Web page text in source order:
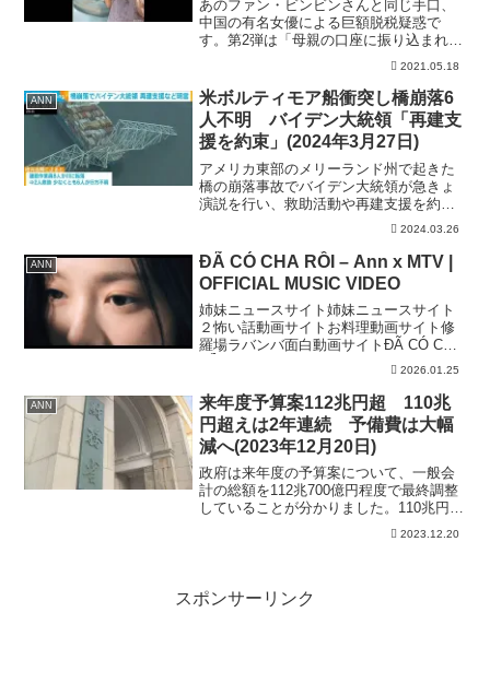
あのファン・ビンビンさんと同じ手口、
中国の有名女優による巨額脱税疑惑で
す。第2弾は「母親の口座に振り込まれた
12億円」です。 中国の超有名女優、ジ
ェン・シュアンさんによる巨額脱税疑
惑。彼女は今、どこで何をしているので
しょうか・・・。 ジェン...
2021.05.18
ANN
米ボルティモア船衝突し橋崩落6
人不明 バイデン大統領「再建支
援を約束」(2024年3月27日)
アメリカ東部のメリーランド州で起きた
橋の崩落事故でバイデン大統領が急きょ
演説を行い、救助活動や再建支援を約束
すると明言しました。アメリカ バイデ
ン大統領「我々は、地元当局が必要とす
るすべての連邦政府の資源を提供する。
一緒に港も再建するつもり...
2024.03.26
ANN
ĐÃ CÓ CHA RỒI – Ann x MTV |
OFFICIAL MUSIC VIDEO
姉妹ニュースサイト姉妹ニュースサイト
２怖い話動画サイトお料理動画サイト修
羅場ラバンバ面白動画サイトĐÃ CÓ CHA
RỒI #mtvband #dacocharoi #bobostudio
2026.01.25
ANN
来年度予算案112兆円超 110兆
円超えは2年連続 予備費は大幅
減へ(2023年12月20日)
政府は来年度の予算案について、一般会
計の総額を112兆700億円程度で最終調整
していることが分かりました。110兆円を
超えるのは2年連続で、大規模予算が続い
ています。 政府関係者によりますと、
2023.12.20
スポンサーリンク